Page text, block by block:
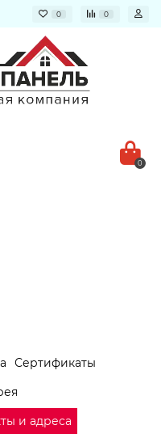
0 0
0
Сертификаты
и адреса